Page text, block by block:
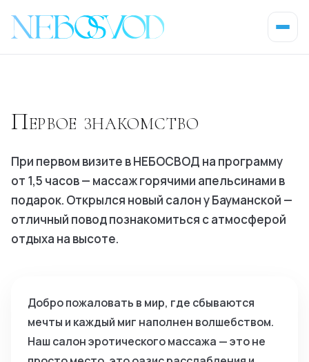
Первое знакомство
При первом визите в НЕБОСВОД на программу
от 1,5 часов — массаж горячими апельсинами в
подарок. Открылся новый салон у Бауманской —
отличный повод познакомиться с атмосферой
отдыха на высоте.
Добро пожаловать в мир, где сбываются
мечты и каждый миг наполнен волшебством.
Наш салон эротического массажа — это не